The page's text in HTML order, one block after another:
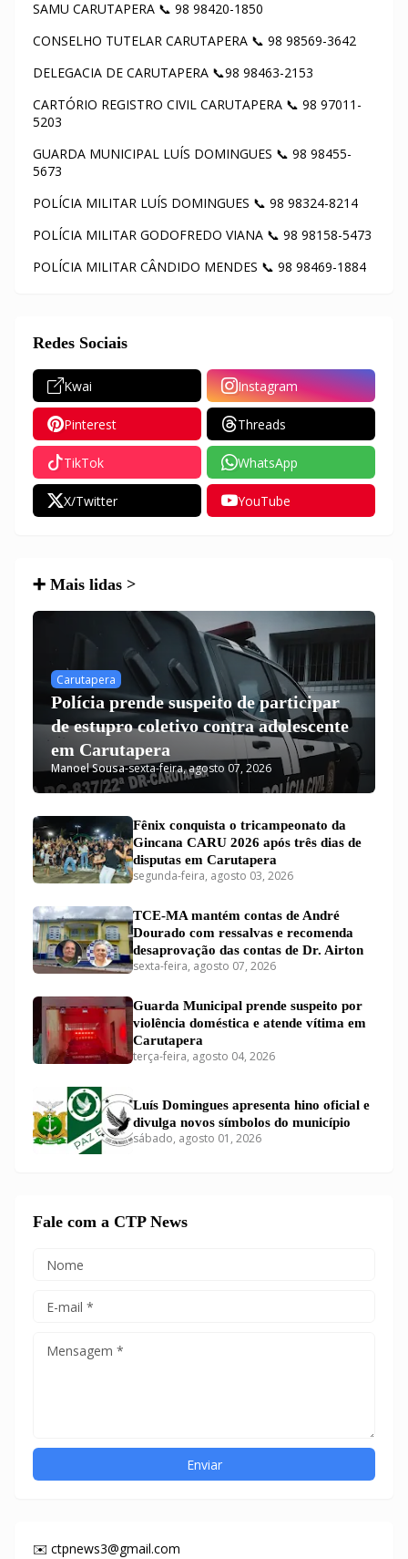
SAMU CARUTAPERA 📞 98 98420-1850
CONSELHO TUTELAR CARUTAPERA 📞 98 98569-3642
DELEGACIA DE CARUTAPERA 📞98 98463-2153
CARTÓRIO REGISTRO CIVIL CARUTAPERA 📞 98 97011-
5203
GUARDA MUNICIPAL LUÍS DOMINGUES 📞 98 98455-
5673
POLÍCIA MILITAR LUÍS DOMINGUES 📞 98 98324-8214
POLÍCIA MILITAR GODOFREDO VIANA 📞 98 98158-5473
POLÍCIA MILITAR CÂNDIDO MENDES 📞 98 98469-1884
Redes Sociais
Kwai Instagram
Pinterest Threads
TikTok WhatsApp
X/Twitter YouTube
➕ Mais lidas >
Carutapera
Polícia prende suspeito de participar
de estupro coletivo contra adolescente
em Carutapera
Manoel Sousa-sexta-feira, agosto 07, 2026
Fênix conquista o tricampeonato da
Gincana CARU 2026 após três dias de
disputas em Carutapera
segunda-feira, agosto 03, 2026
TCE-MA mantém contas de André
Dourado com ressalvas e recomenda
desaprovação das contas de Dr. Airton
sexta-feira, agosto 07, 2026
Guarda Municipal prende suspeito por
violência doméstica e atende vítima em
Carutapera
terça-feira, agosto 04, 2026
Luís Domingues apresenta hino oficial e
divulga novos símbolos do município
sábado, agosto 01, 2026
Fale com a CTP News
✉️ ctpnews3@gmail.com